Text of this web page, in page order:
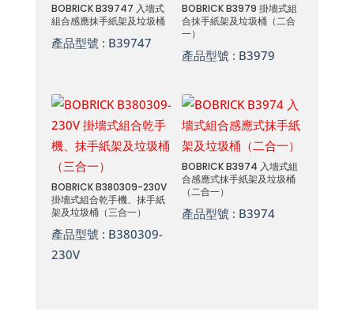
BOBRICK B39747 入墻式
組合感應抹手紙架及垃圾桶
產品型號 : B39747
BOBRICK B3979 掛墻式組
合抹手紙架及垃圾桶（二合
一）
產品型號 : B3979
BOBRICK B380309-230V
掛墻式組合乾手機、抹手紙
架及垃圾桶（三合一）
產品型號 : B380309-
230V
BOBRICK B3974 入墻式組
合感應式抹手紙架及垃圾桶
（二合一）
產品型號 : B3974